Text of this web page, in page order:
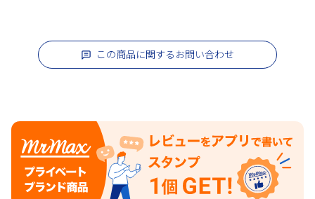
この商品に関するお問い合わせ